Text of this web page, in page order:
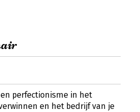
perfectionisme in het
en het bedrijf van je